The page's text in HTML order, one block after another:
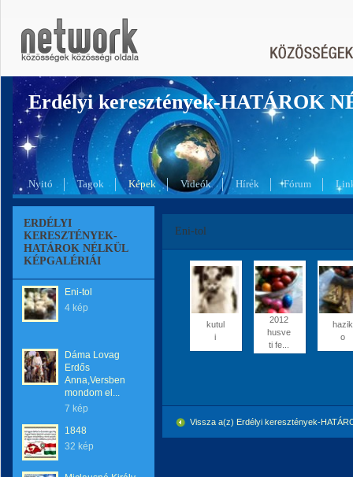
Erdélyi keresztények-HATÁROK
Nyitó Tagok Képek Videók Hírek Fórum
ERDÉLYI
KERESZTÉNYEK-
HATÁROK NÉLKÜL
KÉPGALÉRIÁI
Eni-tol
4 kép
Dáma Lovag
Erdős
Anna,Versben
mondom el...
7 kép
1848
32 kép
Eni-tol
kutul
i
2012
husve
ti fe...
hazik
o
Vissza a(z) Erdélyi keresztények-